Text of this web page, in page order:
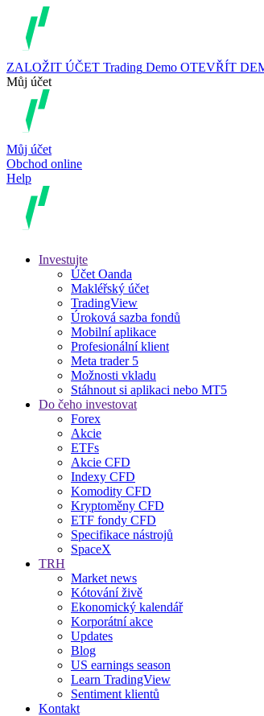
ZALOŽIT ÚČET Trading Demo OTEVŘÍT
Můj účet
Můj účet
Obchod online
Help
Investujte
Účet Oanda
Makléřský účet
TradingView
Úroková sazba fondů
Mobilní aplikace
Profesionální klient
Meta trader 5
Možnosti vkladu
Stáhnout si aplikaci nebo MT5
Do čeho investovat
Forex
Akcie
ETFs
Akcie CFD
Indexy CFD
Komodity CFD
Kryptoměny CFD
ETF fondy CFD
Specifikace nástrojů
SpaceX
TRH
Market news
Kótování živě
Ekonomický kalendář
Korporátní akce
Updates
Blog
US earnings season
Learn TradingView
Sentiment klientů
Kontakt